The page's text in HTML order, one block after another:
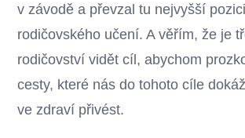
v závodě a převzal tu nejvyšší
rodičovského učení. A věřím, že je
rodičovství vidět cíl, abychom
cesty, které nás do tohoto cíle
ve zdraví přivést.